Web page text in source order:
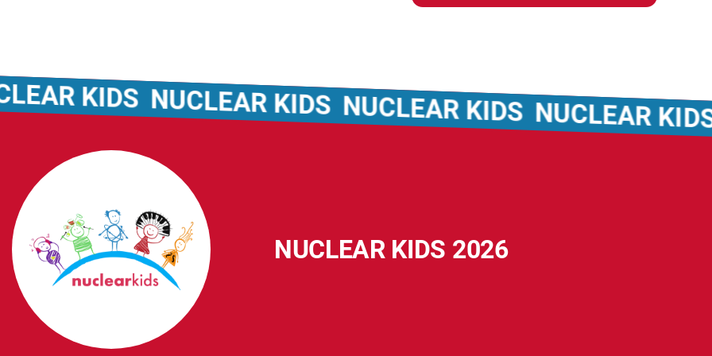
NUCLEAR KIDS 2026
NUCLEAR KIDS NUCLEAR KIDS NUCLEAR KIDS